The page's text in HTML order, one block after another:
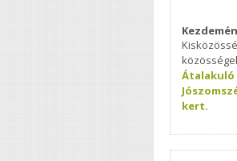
Átalakuló
kert.